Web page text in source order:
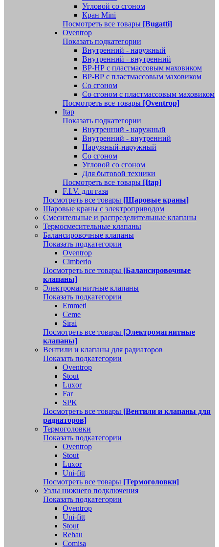
Угловой со сгоном
Кран Mini
Посмотреть все товары [Bugatti]
Oventrop
Показать подкатегории
Внутренний - наружный
Внутренний - внутренний
ВР-НР с пластмассовым маховиком
ВР-ВР с пластмассовым маховиком
Со сгоном
Со сгоном с пластмассовым маховиком
Посмотреть все товары [Oventrop]
Itap
Показать подкатегории
Внутренний - наружный
Внутренний - внутренний
Наружный-наружный
Со сгоном
Угловой со сгоном
Для бытовой техники
Посмотреть все товары [Itap]
F.I.V. для газа
Посмотреть все товары [Шаровые краны]
Шаровые краны с электроприводом
Смесительные и распределительные клапаны
Термосмесительные клапаны
Балансировочные клапаны
Показать подкатегории
Oventrop
Cimberio
Посмотреть все товары [Балансировочные
клапаны]
Электромагнитные клапаны
Показать подкатегории
Emmeti
Ceme
Sirai
Посмотреть все товары [Электромагнитные
клапаны]
Вентили и клапаны для радиаторов
Показать подкатегории
Oventrop
Stout
Luxor
Far
SPK
Посмотреть все товары [Вентили и клапаны для
радиаторов]
Термоголовки
Показать подкатегории
Oventrop
Stout
Luxor
Uni-fitt
Посмотреть все товары [Термоголовки]
Узлы нижнего подключения
Показать подкатегории
Oventrop
Uni-fitt
Stout
Rehau
Comisa